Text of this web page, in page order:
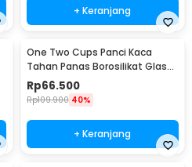
+ Keranjang
One Two Cups Panci Kaca
Tahan Panas Borosilikat Glass
Cooking Pot 15cm - U-75
Rp66.500
Rp109.900 40%
+ Keranjang